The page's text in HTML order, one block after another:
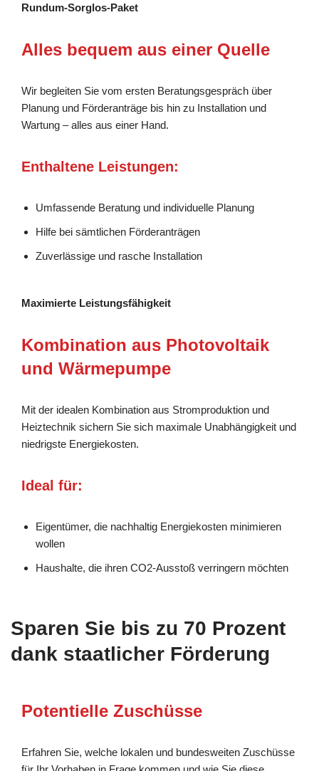
Rundum-Sorglos-Paket
Alles bequem aus einer Quelle
Wir begleiten Sie vom ersten Beratungsgespräch über
Planung und Förderanträge bis hin zu Installation und
Wartung – alles aus einer Hand.
Enthaltene Leistungen:
Umfassende Beratung und individuelle Planung
Hilfe bei sämtlichen Förderanträgen
Zuverlässige und rasche Installation
Maximierte Leistungsfähigkeit
Kombination aus Photovoltaik
und Wärmepumpe
Mit der idealen Kombination aus Stromproduktion und
Heiztechnik sichern Sie sich maximale Unabhängigkeit und
niedrigste Energiekosten.
Ideal für:
Eigentümer, die nachhaltig Energiekosten minimieren
wollen
Haushalte, die ihren CO2-Ausstoß verringern möchten
Sparen Sie bis zu 70 Prozent
dank staatlicher Förderung
Potentielle Zuschüsse
Erfahren Sie, welche lokalen und bundesweiten Zuschüsse